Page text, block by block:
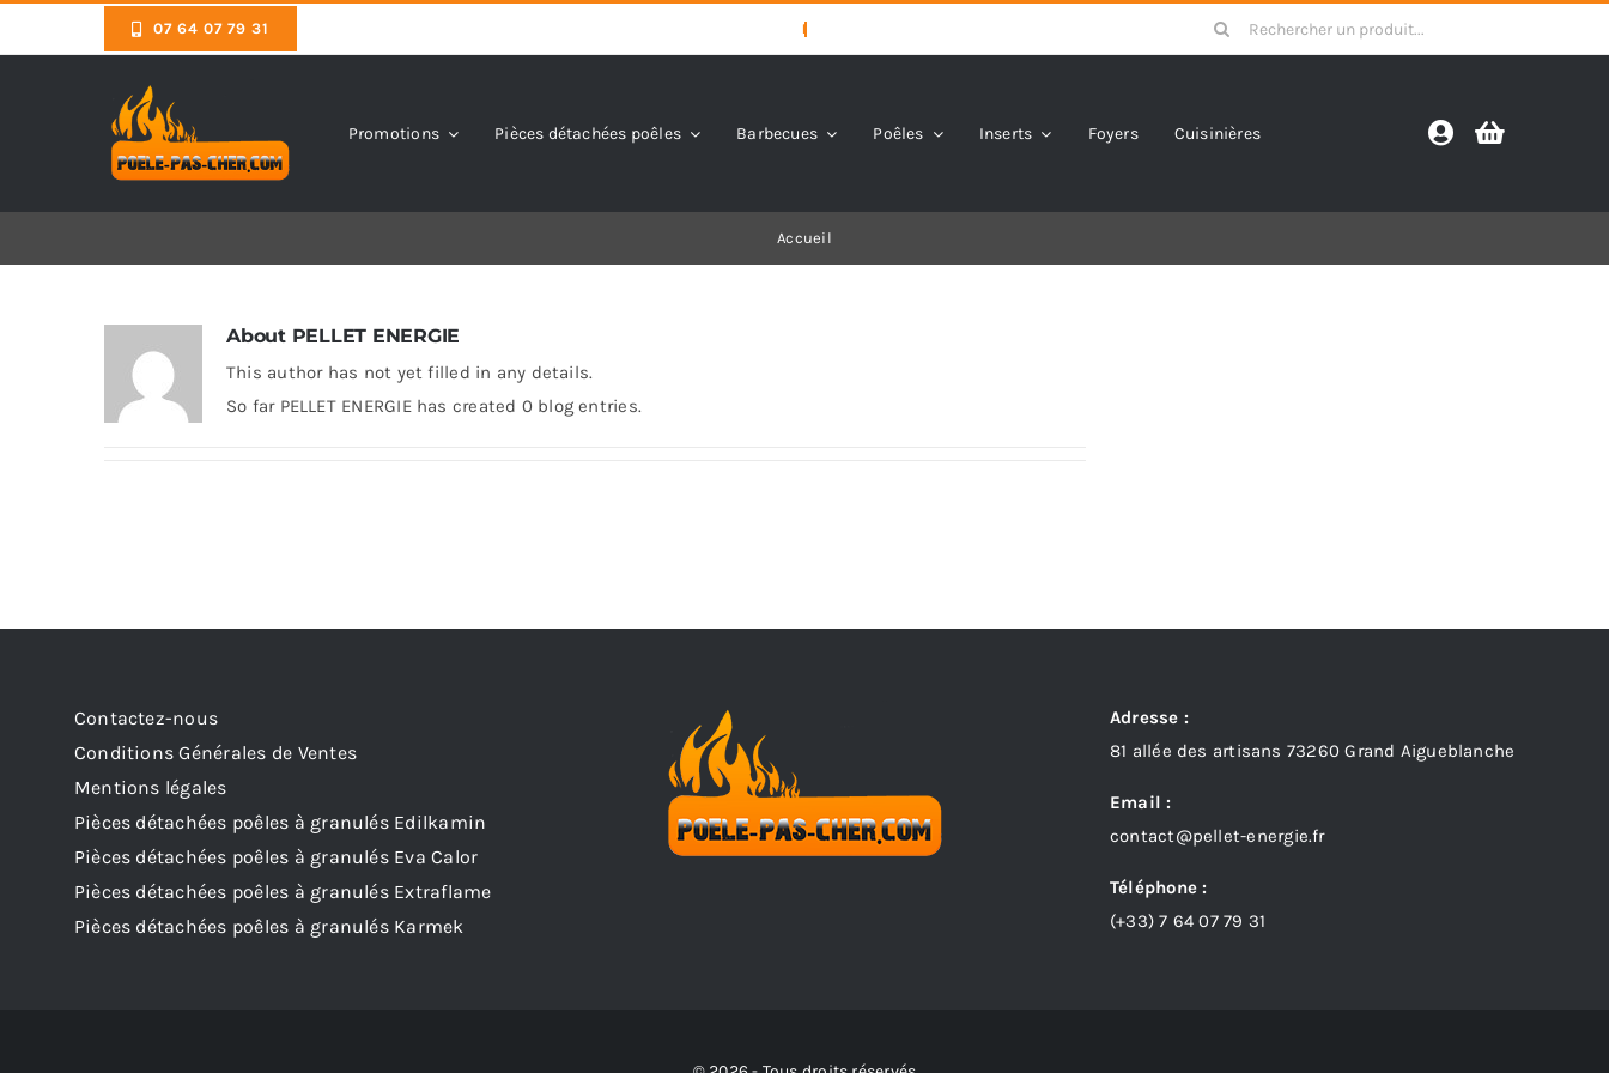
07 64 07 79 31
Search
for:
Promotions Pièces détachées poêles Barbecues Poêles Inserts Foyers Cuisinières
Accueil
About PELLET ENERGIE
This author has not yet filled in any details.
So far PELLET ENERGIE has created 0 blog entries.
Contactez-nous
Conditions Générales de Ventes
Mentions légales
Pièces détachées poêles à granulés Edilkamin
Pièces détachées poêles à granulés Eva Calor
Pièces détachées poêles à granulés Extraflame
Pièces détachées poêles à granulés Karmek
Adresse :
81 allée des artisans 73260 Grand Aigueblanche
Email :
contact@pellet-energie.fr
Téléphone :
(+33)7 64 07 79 31